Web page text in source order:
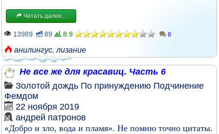
Читать далее...
13989 89 8.9 8
анилингус, лизание
Не все же для красавиц. Часть 6
Золотой дождь По принуждению Подчинение
Фемдом
22 ноября 2019
андрей патронов
«Добро и зло, вода и пламя». Не помню точно цитаты.